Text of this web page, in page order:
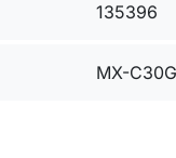
135396
MX-